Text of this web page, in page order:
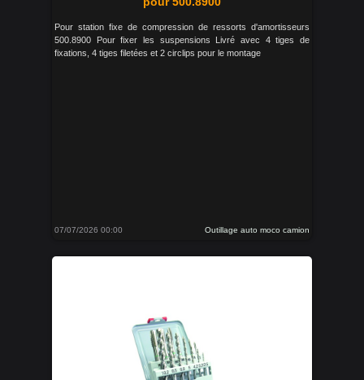
Pour station fixe de compression de ressorts d'amortisseurs
500.8900 Pour fixer les suspensions Livré avec 4 tiges de
fixations, 4 tiges filetées et 2 circlips pour le montage
07/07/2026 00:00 Outillage auto moco camion